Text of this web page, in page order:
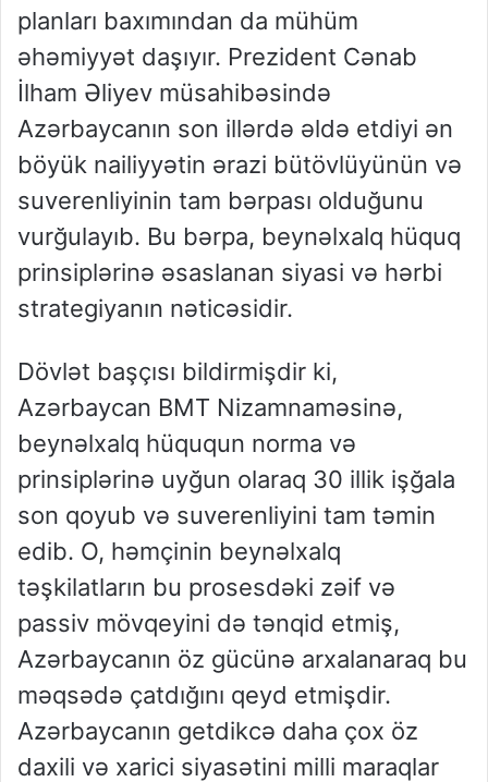
planları baxımından da mühüm
əhəmiyyət daşıyır. Prezident Cənab
İlham Əliyev müsahibəsində
Azərbaycanın son illərdə əldə etdiyi ən
böyük nailiyyətin ərazi bütövlüyünün və
suverenliyinin tam bərpası olduğunu
vurğulayıb. Bu bərpa, beynəlxalq hüquq
prinsiplərinə əsaslanan siyasi və hərbi
strategiyanın nəticəsidir.
Dövlət başçısı bildirmişdir ki,
Azərbaycan BMT Nizamnaməsinə,
beynəlxalq hüququn norma və
prinsiplərinə uyğun olaraq 30 illik işğala
son qoyub və suverenliyini tam təmin
edib. O, həmçinin beynəlxalq
təşkilatların bu prosesdəki zəif və
passiv mövqeyini də tənqid etmiş,
Azərbaycanın öz gücünə arxalanaraq bu
məqsədə çatdığını qeyd etmişdir.
Azərbaycanın getdikcə daha çox öz
daxili və xarici siyasətini milli maraqlar